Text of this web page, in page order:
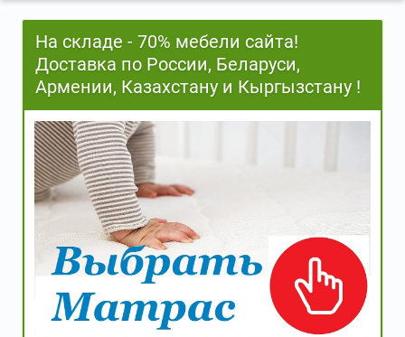
На складе - 70% мебели сайта!
Доставка по России, Беларуси,
Армении, Казахстану и Кыргызстану !